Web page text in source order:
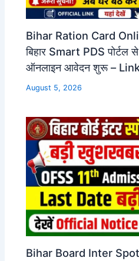
Bihar Ration Card
बिहार Smart PDS पोर्टल
ऑनलाइन आवेदन शुरू –
August 5, 2026
Bihar Board Inter